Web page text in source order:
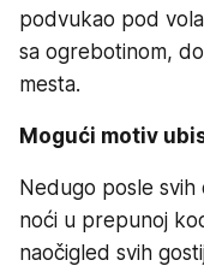
podvukao pod
sa ogrebotinom,
mesta.
Mogući motiv
Nedugo posle svih
noći u prepunoj
naočigled svih